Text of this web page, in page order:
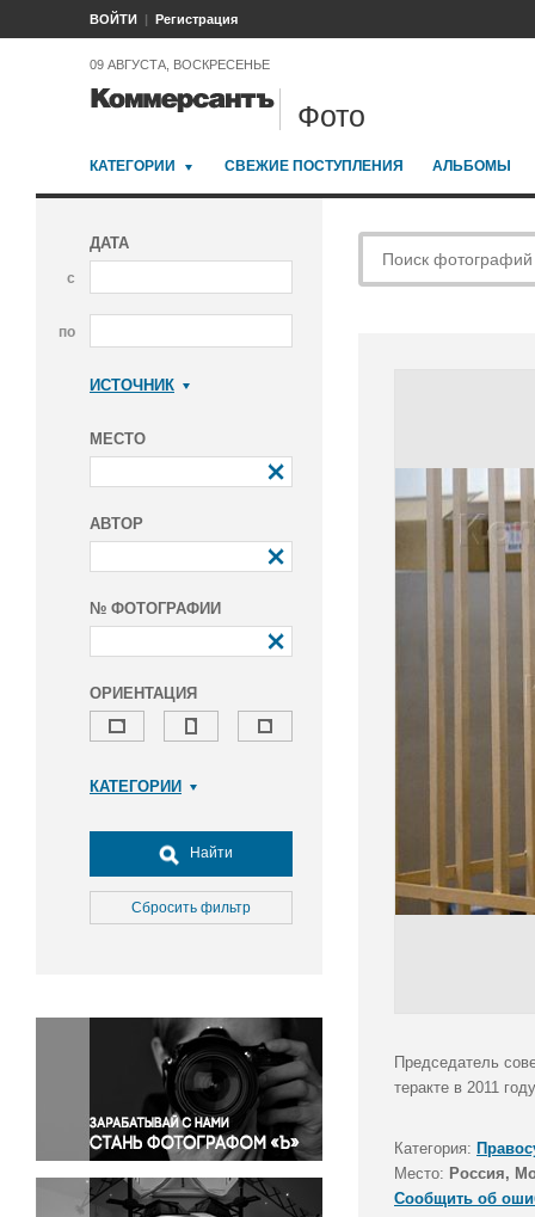
ВОЙТИ Регистрация
09 АВГУСТА, ВОСКРЕСЕНЬЕ
Фото
КАТЕГОРИИ СВЕЖИЕ ПОСТУПЛЕНИЯ АЛЬБОМЫ
ДАТА
с
по
ИСТОЧНИК
МЕСТО
АВТОР
№ ФОТОГРАФИИ
ОРИЕНТАЦИЯ
КАТЕГОРИИ
Досуг, туризм и отдых
Культура
Медицина
Окружающая среда
Политика
Правосудие
Происшествия и конфликты
Религия
Светская жизнь
Спорт
Найти
Сбросить фильтр
Председатель
теракте в 2011
Категория:
Место: Россия,
Сообщить об